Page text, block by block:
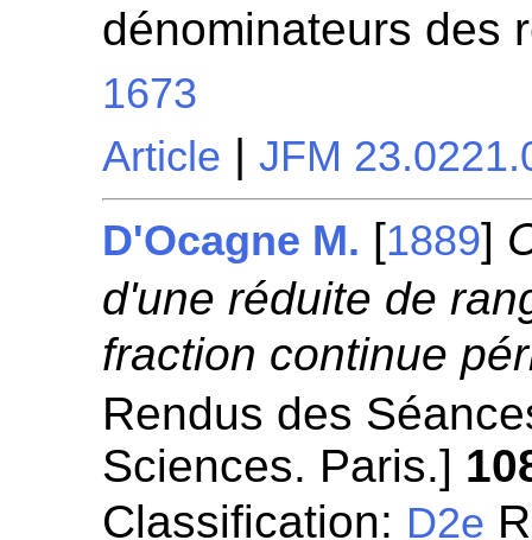
dénominateurs des
1673
Article |JFM
D'Ocagne M. [1889]
d'une réduite de
fraction continue
Rendus des
Sciences. Paris.]
Classification: D2e